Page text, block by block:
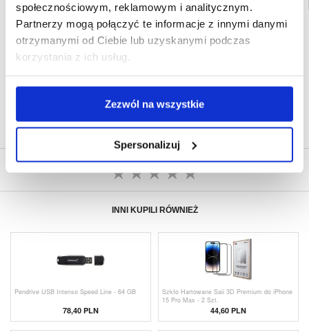
społecznościowym, reklamowym i analitycznym.
Partnerzy mogą połączyć te informacje z innymi danymi
otrzymanymi od Ciebie lub uzyskanymi podczas
korzystania z ich usług.
Zezwól na wszystkie
Spersonalizuj
SZYBKA DOSTAWA
CLUB TRENDY
7% ZNIŻKI
30-DNIOWA POLITYKA ZWROTU
KLIENTÓW
NAPISZ OPINIĘ
INNI KUPILI RÓWNIEŻ
Pendrive USB Intenso Speed Line - 64 GB
78,40 PLN
Szkło Hartowane Saii 3D Premium do iPhone
15 Pro Max - 2 Szt.
44,60 PLN